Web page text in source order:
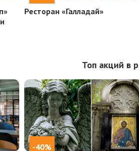
Ресторан «Галладай»
Топ акций в
-40%